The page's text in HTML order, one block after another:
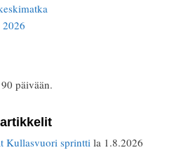
päivään.
Kullasvuori sprintti la 1.8.2026